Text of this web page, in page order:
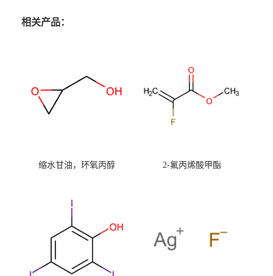
相关产品：
缩水甘油，环氧丙醇 2-氟丙烯酸甲酯